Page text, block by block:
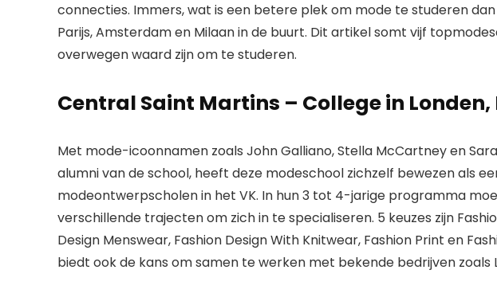
connecties. Immers, wat is een betere plek om mode te studeren
Parijs, Amsterdam en Milaan in de buurt. Dit artikel somt vijf
overwegen waard zijn om te studeren.
Central Saint Martins – College in Londen,
Met mode-icoonnamen zoals John Galliano, Stella McCartney en
alumni van de school, heeft deze modeschool zichzelf bewezen als
modeontwerpscholen in het VK. In hun 3 tot 4-jarige programma
verschillende trajecten om zich in te specialiseren. 5 keuzes zijn
Design Menswear, Fashion Design With Knitwear, Fashion Print en
biedt ook de kans om samen te werken met bekende bedrijven zoals